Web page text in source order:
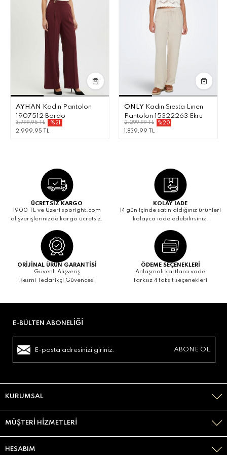
AYHAN
Kadın Pantolon
1907512 Bordo
3.799,95 TL
%21
2.999,95 TL
ONLY Kadın Sıesta Lınen
Pantolon 15322263 Ekru
2.299,99 TL
%20
1.839,99 TL
ÜCRETSİZ KARGO
1900 TL ve Üzeri sporight.com
alışverişlerinizde kargo ücretsiz.
KOLAY İADE
14 gün içinde satın aldığınız ürünleri
kolayca iade edebilirsiniz.
ORİJİNAL ÜRÜN GARANTİSİ
Güvenli Alışveriş
Resmi Tedarikçi Güvencesi
ÖDEME SEÇENEKLERİ
Anlaşmalı kartlara vade
farksız 4 taksit seçenekleri
E-BÜLTEN ABONELIĞI
KURUMSAL
MÜŞTERI HIZMETLERI
HESABIM